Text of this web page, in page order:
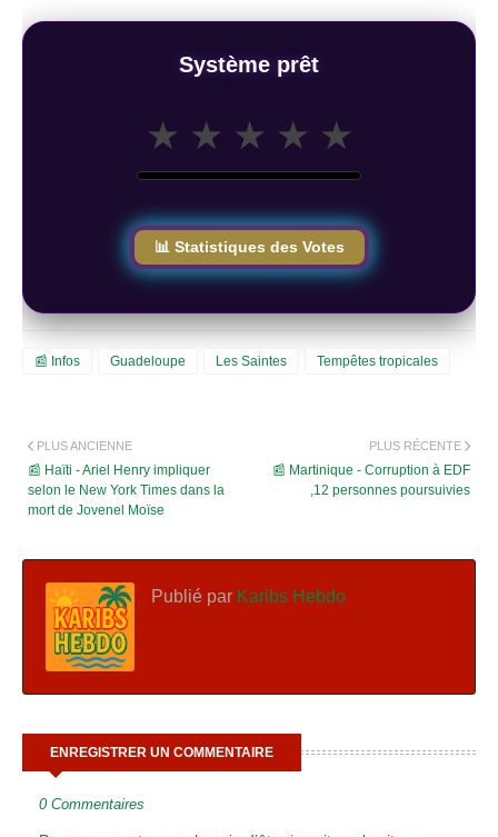
Système prêt
★ ★ ★ ★ ★
📊 Statistiques des Votes
📰 Infos Guadeloupe Les Saintes Tempêtes tropicales
PLUS RÉCENTE
📰 Martinique - Corruption à EDF
,12 personnes poursuivies
PLUS ANCIENNE
📰 Haïti - Ariel Henry impliquer
selon le New York Times dans la
mort de Jovenel Moïse
Publié par Karibs Hebdo
ENREGISTRER UN COMMENTAIRE
0 Commentaires